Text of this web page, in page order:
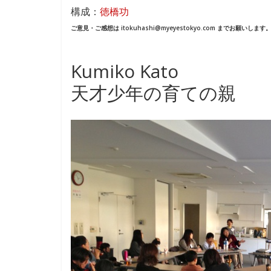
e
o
k
e
構成： 徳橋功
ご意見・ご感想は itokuhashi@myeyestokyo.com までお願いします。
Kumiko Kato
天才少年の育ての親